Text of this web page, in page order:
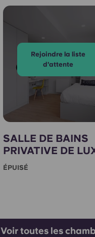
Rejoindre la liste
d'attente
SALLE DE BAINS
PRIVATIVE DE
ÉPUISÉ
Voir toutes les